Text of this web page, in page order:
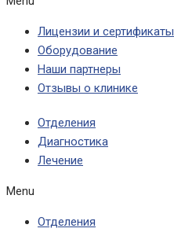
Лицензии и сертификаты
Оборудование
Наши партнеры
Отзывы о клинике
Отделения
Диагностика
Лечение
Menu
Отделения